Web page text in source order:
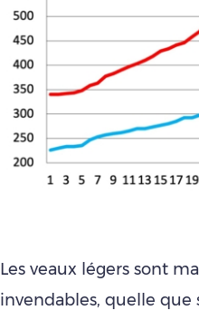
Les veaux légers sont
invendables, quelle que